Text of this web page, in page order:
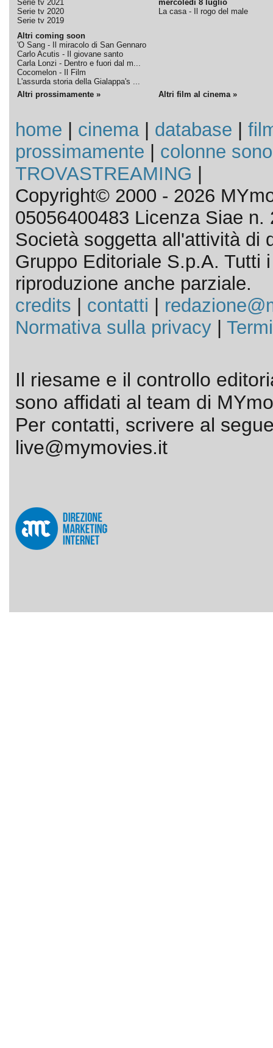
Serie tv 2021
Serie tv 2020
Serie tv 2019
Altri coming soon
'O Sang - Il miracolo di San Gennaro
Carlo Acutis - Il giovane santo
Carla Lonzi - Dentro e fuori dal m...
Cocomelon - Il Film
L'assurda storia della Gialappa's ...
mercoledì 8 luglio
La casa - Il rogo del male
Altri prossimamente » Altri film al cinema »
home cinema| database
prossimamente
colonne
TROVASTREAMING
Copyright© 2000 - 2026
05056400483 Licenza Siae n.
Società soggetta all'attività di
Gruppo Editoriale S.p.A. Tutti
riproduzione anche parziale.
credits
contatti
Normativa sulla privacy|
Il riesame e il controllo
sono affidati al team di
Per contatti, scrivere al
live@mymovies.it